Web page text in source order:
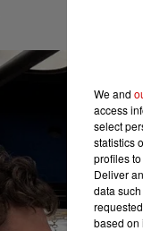
We and
access
select
statistics
profiles
Deliver
data
based on